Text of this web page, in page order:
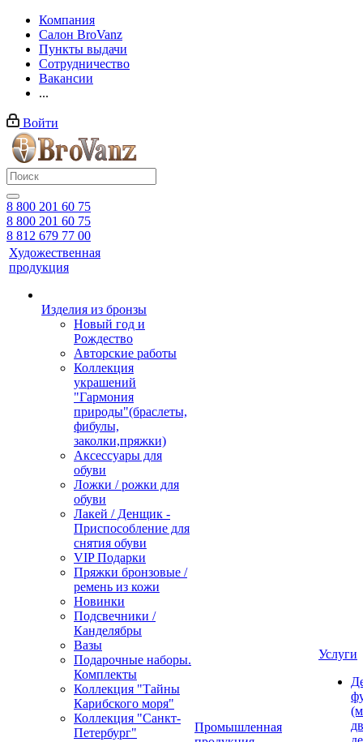
Компания
Салон BroVanz
Пункты выдачи
Сотрудничество
Вакансии
...
Войти
8 800 201 60 75
8 800 201 60 75
8 812 679 77 00
Художественная
продукция
Изделия из бронзы
Новый год и
Рождество
Авторские работы
Коллекция
украшений
"Гармония
природы"(браслеты,
фибулы,
заколки,пряжки)
Аксессуары для
обуви
Ложки / рожки для
обуви
Лакей / Денщик -
Приспособление для
снятия обуви
VIP Подарки
Пряжки бронзовые /
ремень из кожи
Новинки
Подсвечники /
Канделябры
Вазы
Подарочные наборы.
Комплекты
Коллекция "Тайны
Карибского моря"
Коллекция "Санкт-
Петербург"
Промышленная
Услуги